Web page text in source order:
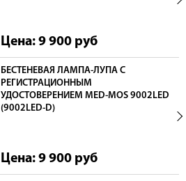
Цена: 9 900 руб
БЕСТЕНЕВАЯ ЛАМПА-ЛУПА С
РЕГИСТРАЦИОННЫМ
УДОСТОВЕРЕНИЕМ MED-MOS 9002LED
(9002LED-D)
Цена: 9 900 руб